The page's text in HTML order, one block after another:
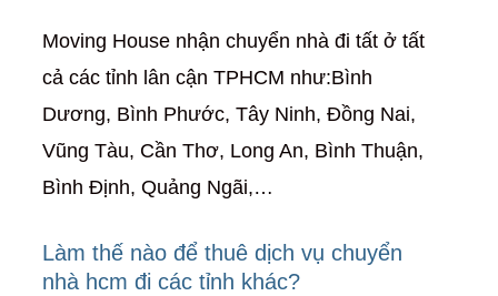
Moving House nhận chuyển nhà đi tất ở tất
cả các tỉnh lân cận TPHCM như:Bình
Dương, Bình Phước, Tây Ninh, Đồng Nai,
Vũng Tàu, Cần Thơ, Long An, Bình Thuận,
Bình Định, Quảng Ngãi,…
Làm thế nào để thuê dịch vụ chuyển
nhà hcm đi các tỉnh khác?